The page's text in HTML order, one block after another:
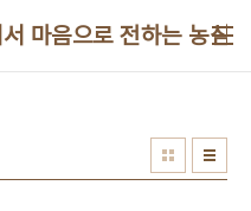
마음으로 전하는 농심